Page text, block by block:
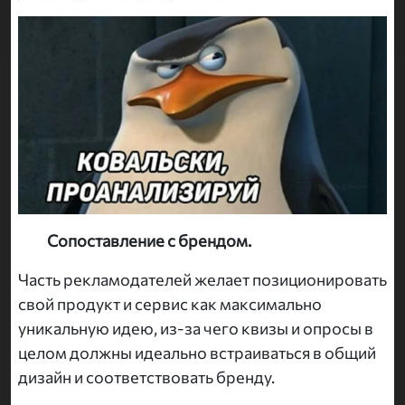
Сопоставление с брендом.
Часть рекламодателей желает позиционировать
свой продукт и сервис как максимально
уникальную идею, из-за чего квизы и опросы в
целом должны идеально встраиваться в общий
дизайн и соответствовать бренду.